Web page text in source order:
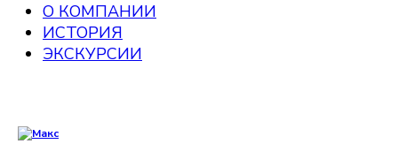
О КОМПАНИИ
ИСТОРИЯ
ЭКСКУРСИИ